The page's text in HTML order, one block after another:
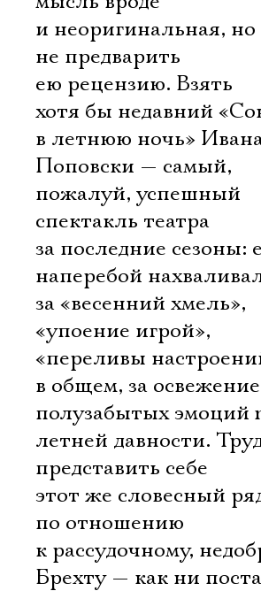
и неоригинальная, но
не предварить
ею рецензию. Взять
хотя бы недавний
в летнюю ночь»
Поповски — самый,
пожалуй, успешный
спектакль театра
за последние сезоны:
наперебой
за «весенний хмель»,
«упоение игрой»,
«переливы
в общем, за освежение
полузабытых эмоций
летней давности.
представить себе
этот же словесный
по отношению
к рассудочному,
Брехту — как ни